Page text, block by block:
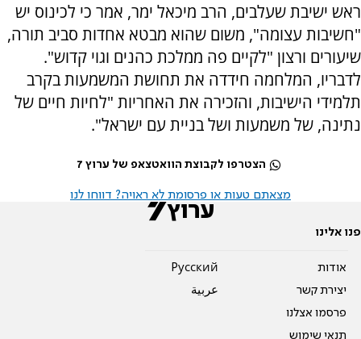
ראש ישיבת שעלבים, הרב מיכאל ימר, אמר כי לכינוס יש
"חשיבות עצומה", משום שהוא מבטא אחדות סביב תורה,
שיעורים ורצון "לקיים פה ממלכת כהנים וגוי קדוש".
לדבריו, המלחמה חידדה את תחושת המשמעות בקרב
תלמידי הישיבות, והזכירה את האחריות "לחיות חיים של
נתינה, של משמעות ושל בניית עם ישראל".
הצטרפו לקבוצת הוואטצאפ של ערוץ 7
מצאתם טעות או פרסומת לא ראויה? דווחו לנו
פנו אלינו
אודות
יצירת קשר
פרסמו אצלנו
תנאי שימוש
Pусский
عربية